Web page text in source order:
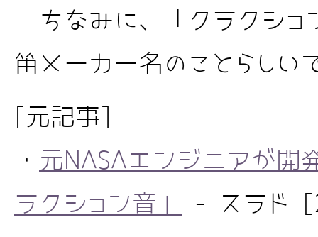
ちなみに、「クラクショ
笛メーカー名のことらしい
[元記事]
・ 元NASAエンジニアが開
ラクション音」
- スラド